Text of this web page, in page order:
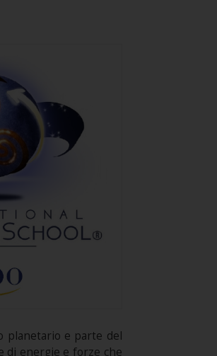
planetario e parte del
di energie e forze che